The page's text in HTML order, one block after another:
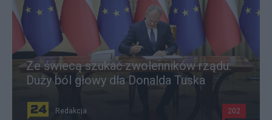
Ze świecą szukać zwolenników rządu.
Duży ból głowy dla Donalda Tuska
Redakcja 202